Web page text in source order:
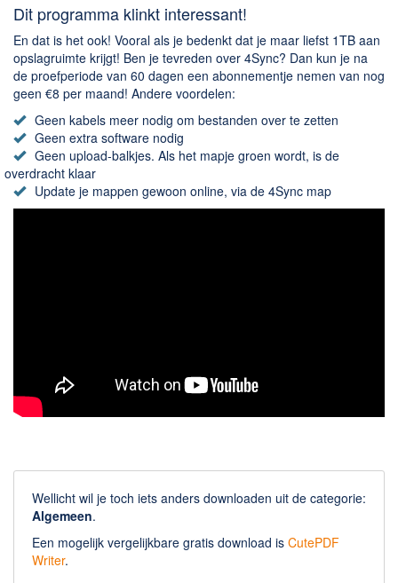
Dit programma klinkt interessant!
En dat is het ook! Vooral als je bedenkt dat je maar liefst 1TB aan
opslagruimte krijgt! Ben je tevreden over 4Sync? Dan kun je na
de proefperiode van 60 dagen een abonnementje nemen van nog
geen €8 per maand! Andere voordelen:
Geen kabels meer nodig om bestanden over te zetten
Geen extra software nodig
Geen upload-balkjes. Als het mapje groen wordt, is de
overdracht klaar
Update je mappen gewoon online, via de 4Sync map
Wellicht wil je toch iets anders downloaden uit de categorie:
Algemeen.
Een mogelijk vergelijkbare gratis download is CutePDF
Writer.